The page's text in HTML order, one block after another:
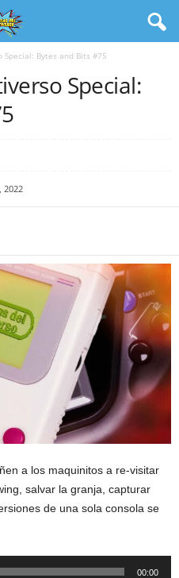
Bytes and Bits #75
Special:
2022
a los maquinitos a re-visitar
salvar la granja, capturar
de una sola consola se
00:00